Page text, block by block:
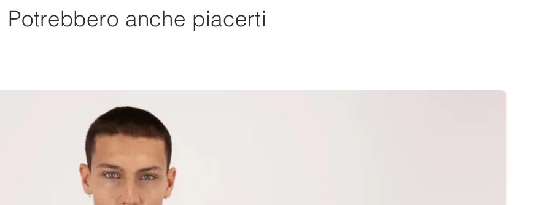
Potrebbero anche piacerti